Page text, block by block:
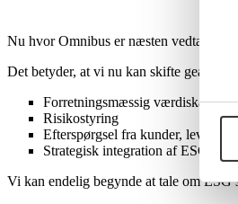
Nu hvorOmnibus ernæsten vedtaget
Det betyder, at vi nu kan skifte gear fra
Forretningsmæssig værdiskabelse
Risikostyring
Efterspørgsel fra kunder,
Strategisk integration af ESG i
Vi kan endelig begynde at tale om